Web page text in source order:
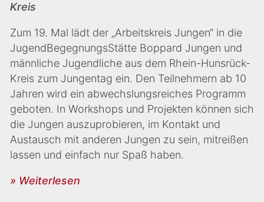
Kreis
Zum 19. Mal lädt der „Arbeitskreis Jungen“ in die
JugendBegegnungsStätte Boppard Jungen und
männliche Jugendliche aus dem Rhein-Hunsrück-
Kreis zum Jungentag ein. Den Teilnehmern ab 10
Jahren wird ein abwechslungsreiches Programm
geboten. In Workshops und Projekten können sich
die Jungen auszuprobieren, im Kontakt und
Austausch mit anderen Jungen zu sein, mitreißen
lassen und einfach nur Spaß haben.
» Weiterlesen